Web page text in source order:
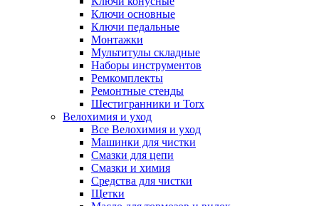
Ключи основные
Ключи педальные
Монтажки
Мультитулы складные
Наборы инструментов
Ремкомплекты
Ремонтные стенды
Шестигранники и Torx
Велохимия и уход
Все Велохимия и уход
Машинки для чистки
Смазки для цепи
Смазки и химия
Средства для чистки
Щетки